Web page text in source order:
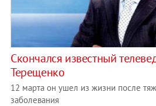
Скончался известный
Терещенко
12 марта он ушел из жизни после
заболевания